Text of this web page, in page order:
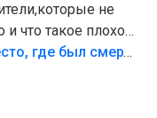
не
и что такое плохо!
же
«Попал на пику»: СК показал место, где был смертельно травмирован ребенок в Тольятти